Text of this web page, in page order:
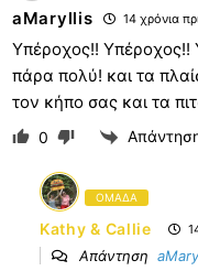
aMaryllis 14 χρόνια
Υπέροχος!! Υπέροχος!!
πάρα πολύ! και τα
τον κήπο σας και τα
0
ΟΜΑΔΑ
Kathy & Callie
Απάντηση